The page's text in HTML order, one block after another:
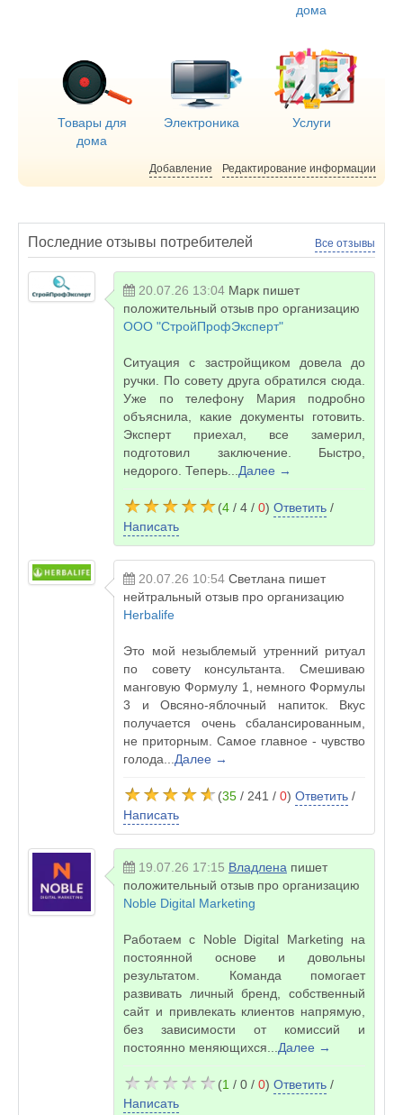
дома
Товары для
дома
Электроника Услуги
Добавление Редактирование информации
Последние отзывы потребителей Все отзывы
20.07.26 13:04 Марк пишет
положительный отзыв про организацию
ООО "СтройПрофЭксперт"
Ситуация с застройщиком довела до
ручки. По совету друга обратился сюда.
Уже по телефону Мария подробно
объяснила, какие документы готовить.
Эксперт приехал, все замерил,
подготовил заключение. Быстро,
недорого. Теперь... Далее →
(4 / 4 / 0) Ответить /
Написать
20.07.26 10:54 Светлана пишет
нейтральный отзыв про организацию
Herbalife
Это мой незыблемый утренний ритуал
по совету консультанта. Смешиваю
манговую Формулу 1, немного Формулы
3 и Овсяно-яблочный напиток. Вкус
получается очень сбалансированным,
не приторным. Самое главное - чувство
голода... Далее →
(35 / 241 / 0) Ответить /
Написать
19.07.26 17:15 Владлена пишет
положительный отзыв про организацию
Noble Digital Marketing
Работаем с Noble Digital Marketing на
постоянной основе и довольны
результатом. Команда помогает
развивать личный бренд, собственный
сайт и привлекать клиентов напрямую,
без зависимости от комиссий и
постоянно меняющихся... Далее →
(1 / 0 / 0) Ответить /
Написать